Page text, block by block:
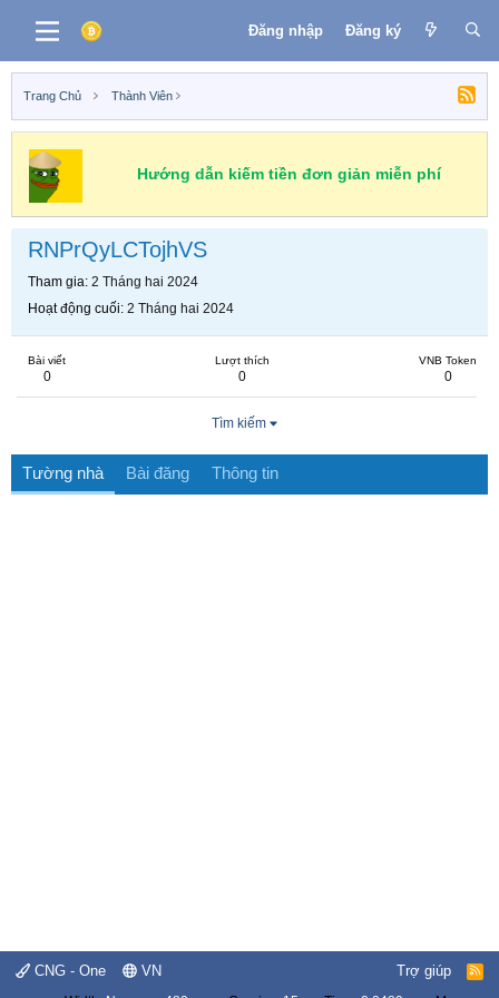
Đăng nhập Đăng ký
Trang Chủ Thành Viên
Hướng dẫn kiếm tiền đơn giản miễn phí
RNPrQyLCTojhVS
Tham gia 2 Tháng hai 2024
Hoạt động cuối 2 Tháng hai 2024
Bài viết
0
Lượt thích
0
VNB Token
0
Tìm kiếm
Tường nhà Bài đăng Thông tin
CNG - One VN Trợ giúp
R